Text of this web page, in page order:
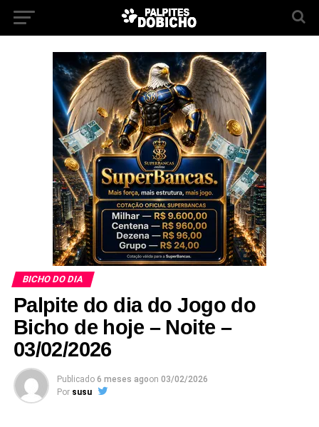
BICHO DO DIA
Palpite do dia do Jogo do
Bicho de hoje – Noite –
03/02/2026
Publicado 6 meses agoon 03/02/2026
Por susu